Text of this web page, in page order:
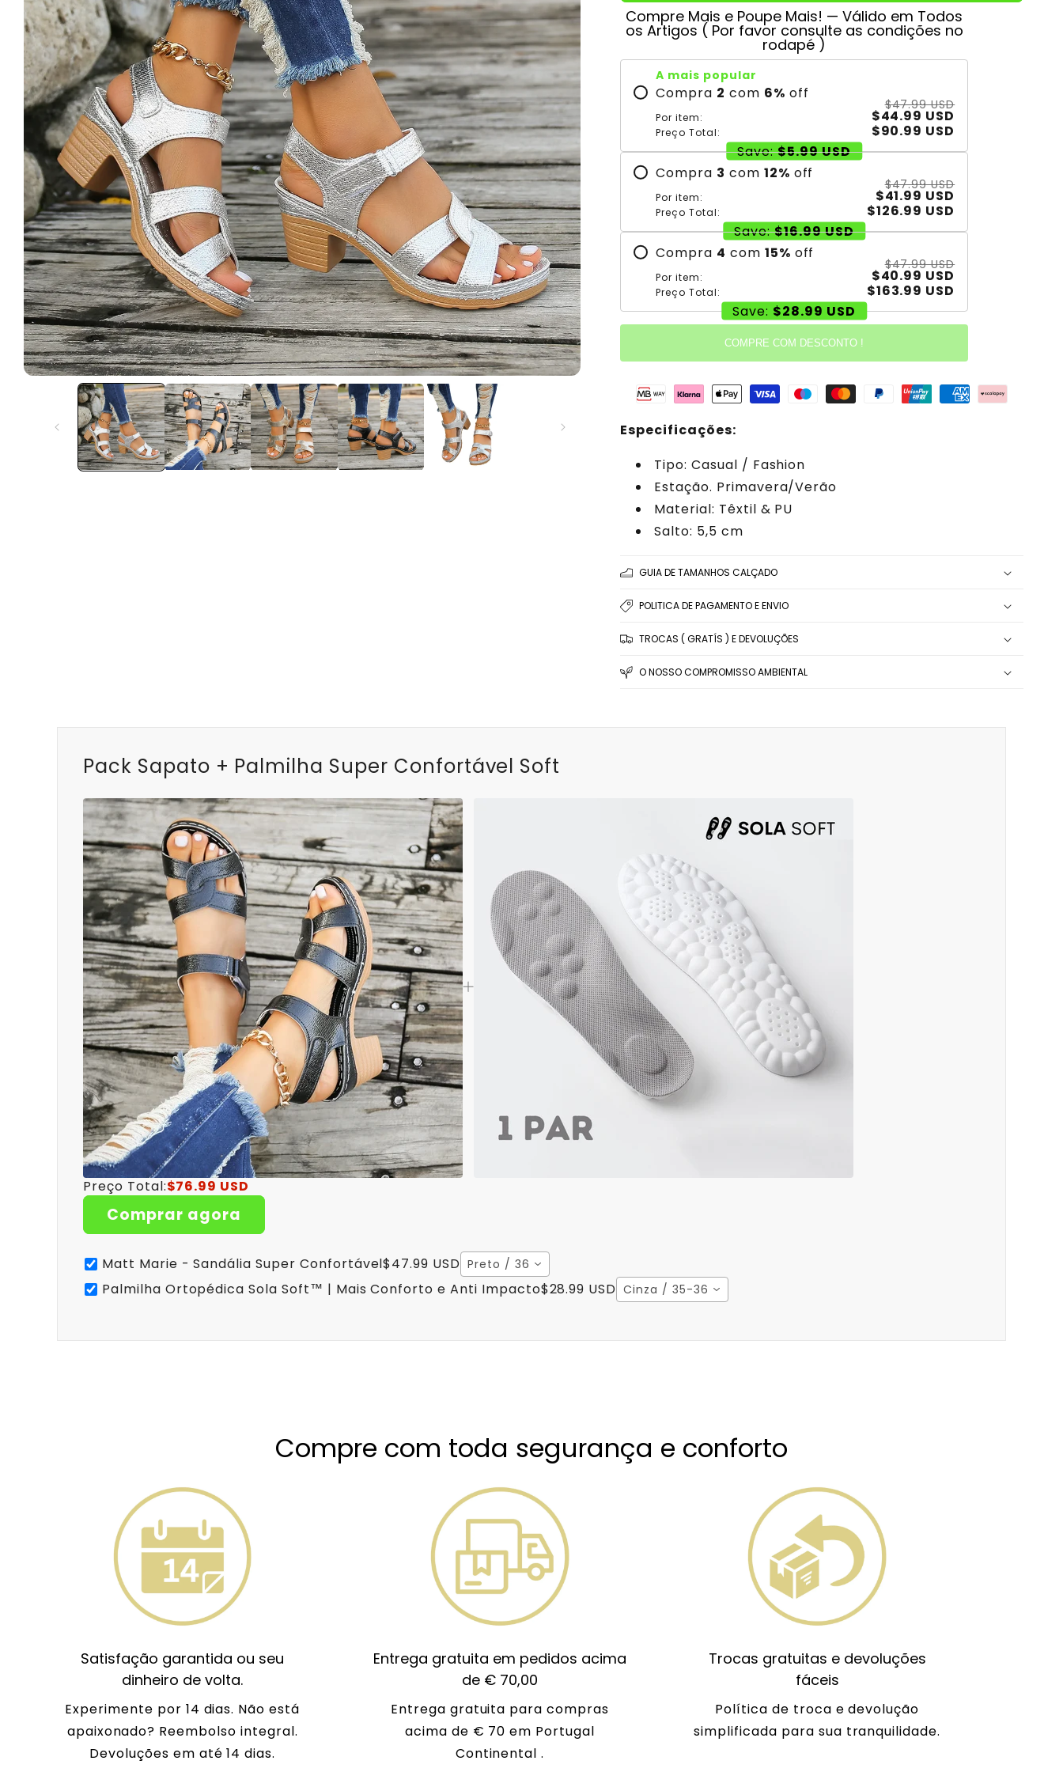
Compre Mais e Poupe Mais! — Válido em Todos
os Artigos ( Por favor consulte as condições no
rodapé )
A mais popular
Compra 2 com 6% off
Por item:
$47.99 USD
$44.99 USD
Preço Total:
$90.99 USD
Save: $5.99 USD
Compra 3 com 12% off
Por item:
$47.99 USD
$41.99 USD
Preço Total:
$126.99 USD
Save: $16.99 USD
Compra 4 com 15% off
Por item:
$47.99 USD
$40.99 USD
Preço Total:
$163.99 USD
Save: $28.99 USD
COMPRE COM DESCONTO !
Especificações:
Tipo: Casual / Fashion
Estação. Primavera/Verão
Material: Têxtil & PU
Salto: 5,5 cm
GUIA DE TAMANHOS CALÇADO
POLITICA DE PAGAMENTO E ENVIO
TROCAS ( GRATÍS ) E DEVOLUÇÕES
O NOSSO COMPROMISSO AMBIENTAL
Pack Sapato + Palmilha Super Confortável Soft
Preço Total:$76.99 USD
Comprar agora
Matt Marie - Sandália Super Confortável$47.99 USD Preto / 36
Palmilha Ortopédica Sola Soft™ | Mais Conforto e Anti Impacto$28.99 USD Cinza / 35-36
Compre com toda segurança e conforto
Satisfação garantida ou seu
dinheiro de volta.
Experimente por 14 dias. Não está
apaixonado? Reembolso integral.
Devoluções em até 14 dias.
Entrega gratuita em pedidos acima
de € 70,00
Entrega gratuita para compras
acima de € 70 em Portugal
Continental .
Trocas gratuitas e devoluções
fáceis
Política de troca e devolução
simplificada para sua tranquilidade.